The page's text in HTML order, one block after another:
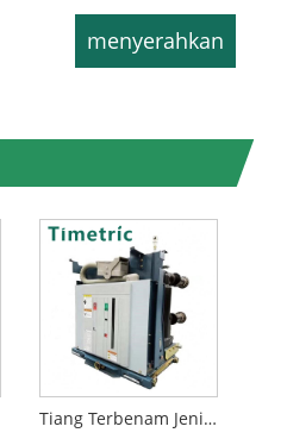
Tiang Terbenam Jenis VCB